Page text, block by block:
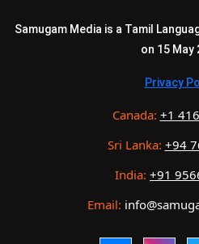
Samugam Media is a Tamil
on 15 May
Privacy
Canada: +1
Sri Lanka: +94
India: +91
Email: